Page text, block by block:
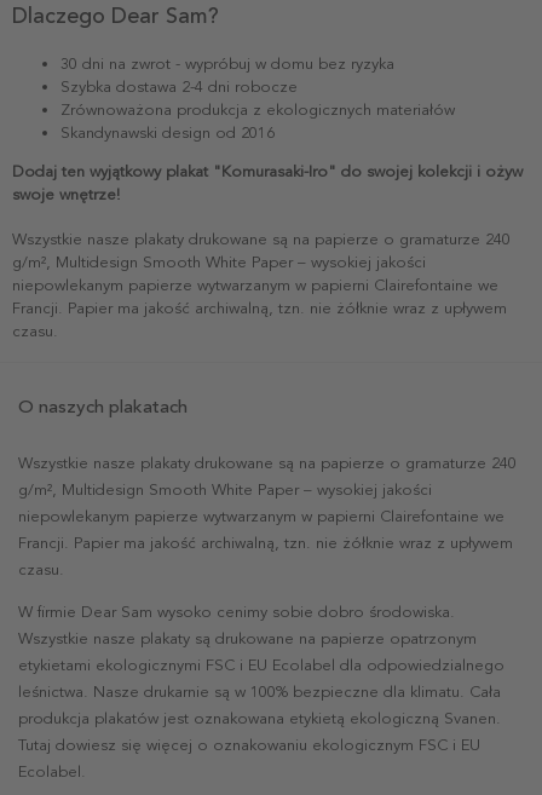
Dlaczego Dear Sam?
30 dni na zwrot - wypróbuj w domu bez ryzyka
Szybka dostawa 2-4 dni robocze
Zrównoważona produkcja z ekologicznych materiałów
Skandynawski design od 2016
Dodaj ten wyjątkowy plakat "Komurasaki-Iro" do swojej kolekcji i ożyw
swoje wnętrze!
Wszystkie nasze plakaty drukowane są na papierze o gramaturze 240
g/m², Multidesign Smooth White Paper – wysokiej jakości
niepowlekanym papierze wytwarzanym w papierni Clairefontaine we
Francji. Papier ma jakość archiwalną, tzn. nie żółknie wraz z upływem
czasu.
O naszych plakatach
Wszystkie nasze plakaty drukowane są na papierze o gramaturze 240
g/m², Multidesign Smooth White Paper – wysokiej jakości
niepowlekanym papierze wytwarzanym w papierni Clairefontaine we
Francji. Papier ma jakość archiwalną, tzn. nie żółknie wraz z upływem
czasu.
W firmie Dear Sam wysoko cenimy sobie dobro środowiska.
Wszystkie nasze plakaty są drukowane na papierze opatrzonym
etykietami ekologicznymi FSC i EU Ecolabel dla odpowiedzialnego
leśnictwa. Nasze drukarnie są w 100% bezpieczne dla klimatu. Cała
produkcja plakatów jest oznakowana etykietą ekologiczną Svanen.
Tutaj dowiesz się więcej o oznakowaniu ekologicznym FSC i EU
Ecolabel.